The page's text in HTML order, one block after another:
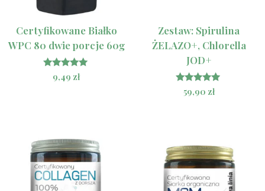
Certyfikowane Białko
WPC 80 dwie porcje 60g
Oceniono
5.00
9,49 zł
Zestaw: Spirulina
ŻELAZO+, Chlorella
JOD+
Oceniono
5.00
59,90 zł